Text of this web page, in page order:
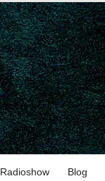
Radioshow Blog